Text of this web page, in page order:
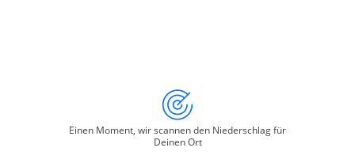
Einen Moment, wir scannen den Niederschlag für
Deinen Ort